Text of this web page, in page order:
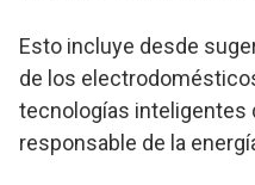
Esto incluye desde
de los
tecnologías inteligentes
responsable de la